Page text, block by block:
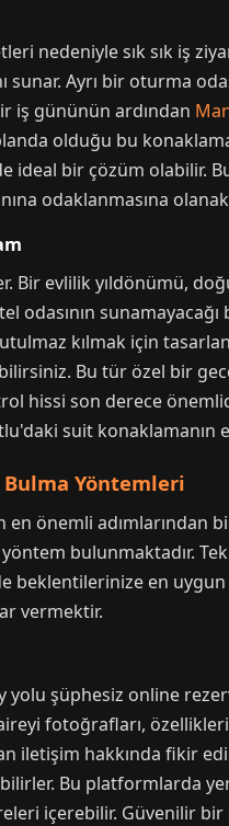
nedeniyle sık sık iş
sunar. Ayrı bir oturma
iş gününün ardından
olduğu bu
ideal bir çözüm olabilir.
odaklanmasına olanak
Bir evlilik yıldönümü,
odasının
kılmak için
Bu tür özel bir
hissi son derece
suit
Yöntemleri
önemli adımlarından
bulunmaktadır.
beklentilerinize en
vermektir.
şüphesiz online
fotoğrafları,
iletişim hakkında fikir
Bu platformlarda yer
içerebilir. Güvenilir